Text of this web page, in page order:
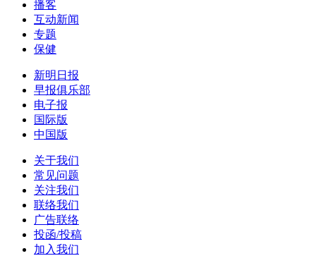
播客
互动新闻
专题
保健
新明日报
早报俱乐部
电子报
国际版
中国版
关于我们
常见问题
关注我们
联络我们
广告联络
投函/投稿
加入我们